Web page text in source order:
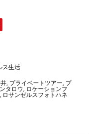
ス生活
, プライベートツアー, プ
タロウ, ロケーションフ
, ロサンゼルスフォトハネ